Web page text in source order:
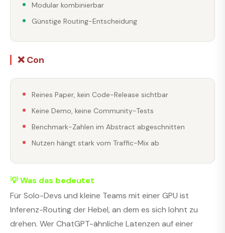
Modular kombinierbar
Günstige Routing-Entscheidung
❌ Con
Reines Paper, kein Code-Release sichtbar
Keine Demo, keine Community-Tests
Benchmark-Zahlen im Abstract abgeschnitten
Nutzen hängt stark vom Traffic-Mix ab
💡 Was das bedeutet
Für Solo-Devs und kleine Teams mit einer GPU ist
Inferenz-Routing der Hebel, an dem es sich lohnt zu
drehen. Wer ChatGPT-ähnliche Latenzen auf einer